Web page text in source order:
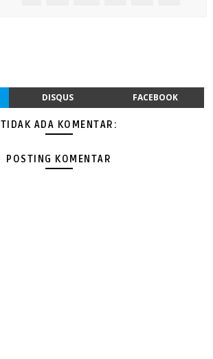
DISQUS FACEBOOK
TIDAK ADA KOMENTAR:
POSTING KOMENTAR